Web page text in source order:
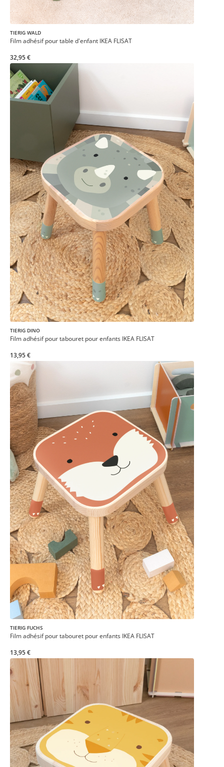
TIERIG WALD
Film adhésif pour table d'enfant IKEA FLISAT
32,95 €
TIERIG DINO
Film adhésif pour tabouret pour enfants IKEA FLISAT
13,95 €
TIERIG FUCHS
Film adhésif pour tabouret pour enfants IKEA FLISAT
13,95 €